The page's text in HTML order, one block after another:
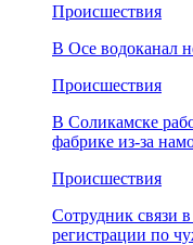
Происшествия
В Осе водоканал
Происшествия
В Соликамске
фабрике из-за
Происшествия
Сотрудник связи
регистрации по